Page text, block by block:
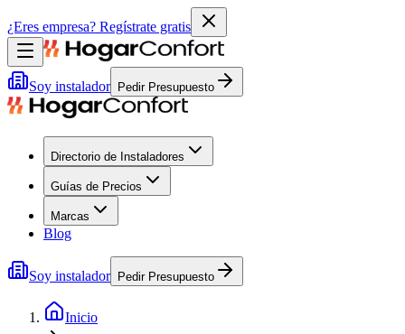
¿Eres empresa? Regístrate gratis
Soy instalador Pedir Presupuesto
Directorio de Instaladores
Guías de Precios
Marcas
Blog
Soy instalador Pedir Presupuesto
Inicio